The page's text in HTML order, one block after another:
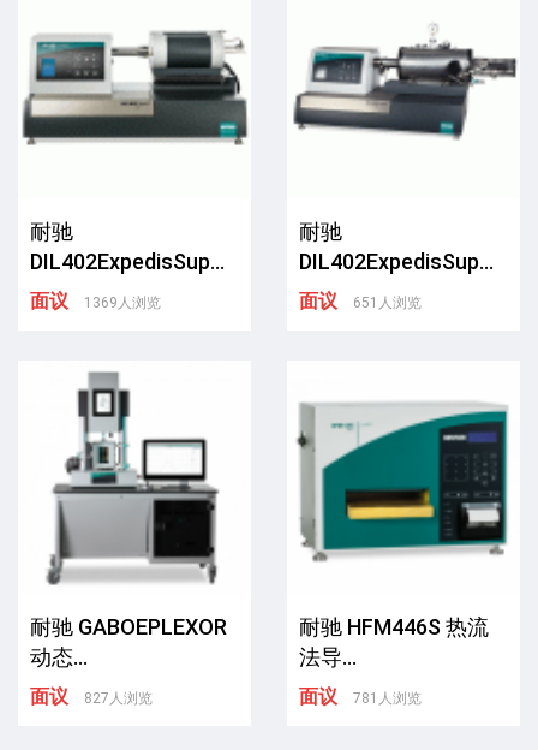
耐驰
DIL402ExpedisSup...
面议 1369人浏览
耐驰
DIL402ExpedisSup...
面议 651人浏览
耐驰 GABOEPLEXOR
动态...
面议 827人浏览
耐驰 HFM446S 热流
法导...
面议 781人浏览